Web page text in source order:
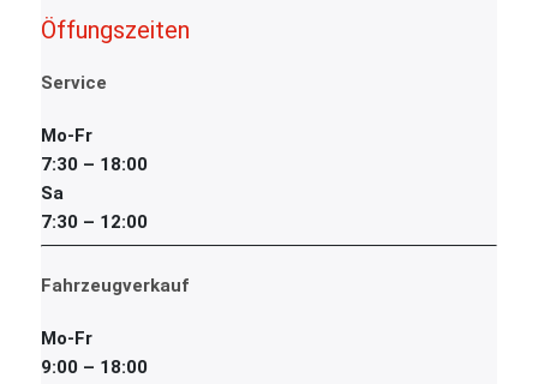
Öffungszeiten
Service
Mo-Fr
7:30 – 18:00
Sa
7:30 – 12:00
Fahrzeugverkauf
Mo-Fr
9:00 – 18:00